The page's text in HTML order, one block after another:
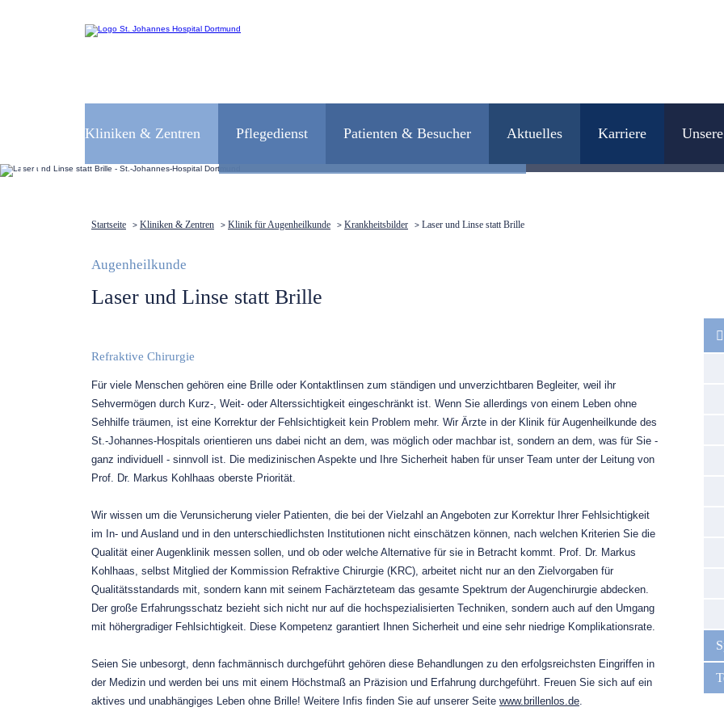
Kliniken & Zentren Pflegedienst Patienten & Besucher Aktuelles Karriere
WILLKOMMEN IN DER
Wir haben Sie fest im Blick.
Startseite > Kliniken & Zentren > Klinik für Augenheilkunde > Krankheitsbilder > Laser und Linse statt Brille
Augenheilkunde
Laser und Linse statt Brille
Refraktive Chirurgie
Für viele Menschen gehören eine Brille oder Kontaktlinsen zum ständigen und unverzichtbaren Begleiter, weil ihr
Sehvermögen durch Kurz-, Weit- oder Alterssichtigkeit eingeschränkt ist. Wenn Sie allerdings von einem Leben ohne
Sehhilfe träumen, ist eine Korrektur der Fehlsichtigkeit kein Problem mehr. Wir Ärzte in der Klinik für Augenheilkunde des
St.-Johannes-Hospitals orientieren uns dabei nicht an dem, was möglich oder machbar ist, sondern an dem, was für Sie -
ganz individuell - sinnvoll ist. Die medizinischen Aspekte und Ihre Sicherheit haben für unser Team unter der Leitung von
Prof. Dr. Markus Kohlhaas oberste Priorität.
Wir wissen um die Verunsicherung vieler Patienten, die bei der Vielzahl an Angeboten zur Korrektur Ihrer Fehlsichtigkeit
im In- und Ausland und in den unterschiedlichsten Institutionen nicht einschätzen können, nach welchen Kriterien Sie die
Qualität einer Augenklinik messen sollen, und ob oder welche Alternative für sie in Betracht kommt. Prof. Dr. Markus
Kohlhaas, selbst Mitglied der Kommission Refraktive Chirurgie (KRC), arbeitet nicht nur an den Zielvorgaben für
Qualitätsstandards mit, sondern kann mit seinem Fachärzteteam das gesamte Spektrum der Augenchirurgie abdecken.
Der große Erfahrungsschatz bezieht sich nicht nur auf die hochspezialisierten Techniken, sondern auch auf den Umgang
mit höhergradiger Fehlsichtigkeit. Diese Kompetenz garantiert Ihnen Sicherheit und eine sehr niedrige Komplikationsrate.
Seien Sie unbesorgt, denn fachmännisch durchgeführt gehören diese Behandlungen zu den erfolgsreichsten Eingriffen in
der Medizin und werden bei uns mit einem Höchstmaß an Präzision und Erfahrung durchgeführt. Freuen Sie sich auf ein
aktives und unabhängiges Leben ohne Brille! Weitere Infis finden Sie auf unserer Seite www.brillenlos.de.